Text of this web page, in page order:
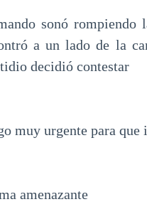
sonó rompiendo
a un lado de la
decidió contestar
muy urgente para
amenazante